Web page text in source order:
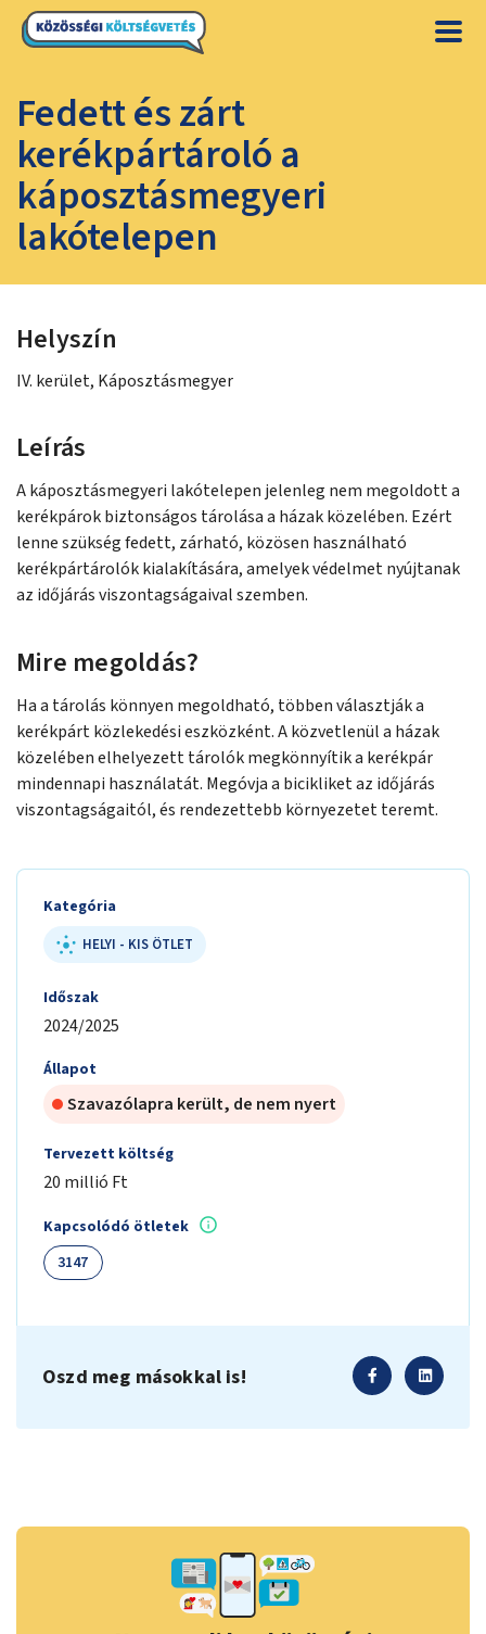
Fedett és zárt
kerékpártároló a
káposztásmegyeri
lakótelepen
Helyszín
IV. kerület, Káposztásmegyer
Leírás
A káposztásmegyeri lakótelepen jelenleg nem megoldott a
kerékpárok biztonságos tárolása a házak közelében. Ezért
lenne szükség fedett, zárható, közösen használható
kerékpártárolók kialakítására, amelyek védelmet nyújtanak
az időjárás viszontagságaival szemben.
Mire megoldás?
Ha a tárolás könnyen megoldható, többen választják a
kerékpárt közlekedési eszközként. A közvetlenül a házak
közelében elhelyezett tárolók megkönnyítik a kerékpár
mindennapi használatát. Megóvja a bicikliket az időjárás
viszontagságaitól, és rendezettebb környezetet teremt.
Kategória
HELYI - KIS ÖTLET
Időszak
2024/2025
Állapot
Szavazólapra került, de nem nyert
Tervezett költség
20 millió Ft
Kapcsolódó ötletek
3147
Oszd meg másokkal is!